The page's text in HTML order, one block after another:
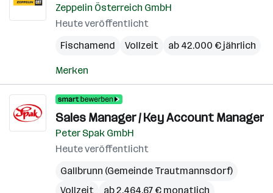
Zeppelin Österreich GmbH
Heute veröffentlicht
Fischamend
Vollzeit ab 42.000 € jährlich
Merken
Sales Manager / Key Account Manager
Peter Spak GmbH
Heute veröffentlicht
Gallbrunn (Gemeinde Trautmannsdorf)
Vollzeit
ab 2.464,67 € monatlich